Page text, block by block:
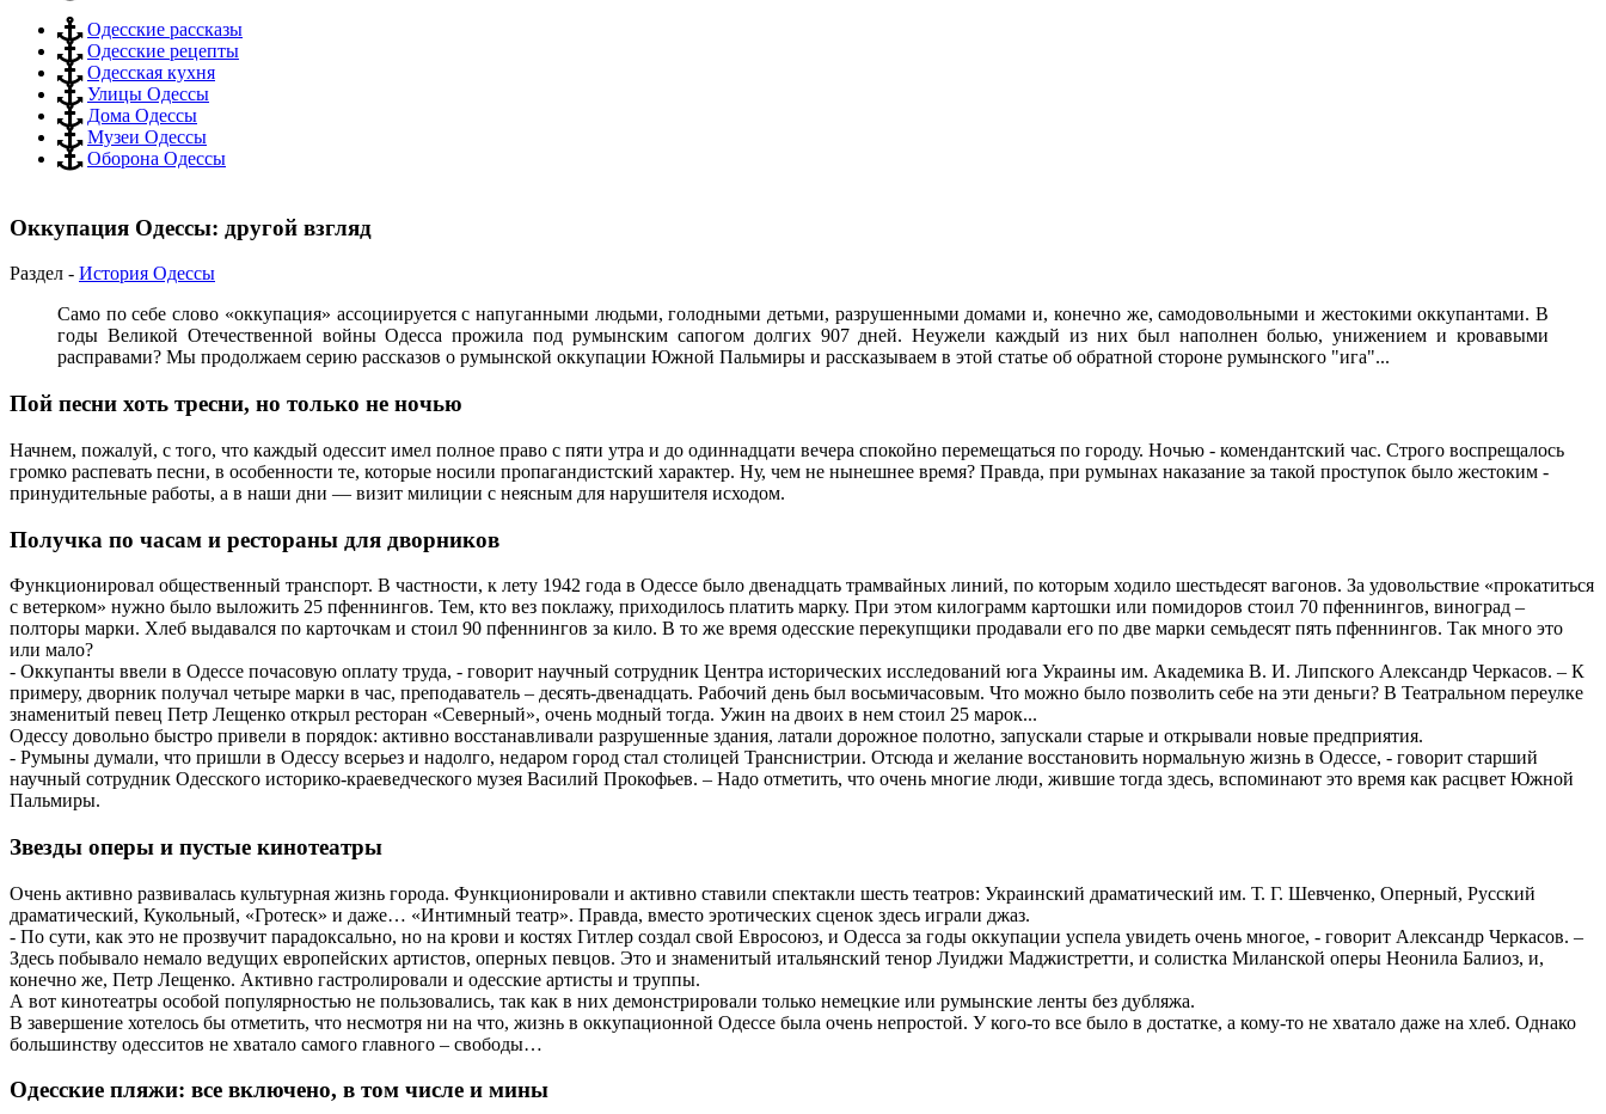
Одесские рассказы
Одесские рецепты
Одесская кухня
Улицы Одессы
Дома Одессы
Музеи Одессы
Оборона Одессы
Оккупация Одессы: другой взгляд
Раздел - История Одессы
Само по себе слово «оккупация» ассоциируется с напуганными людьми, голодными детьми, разрушенными домами и, конечно же, самодовольными и жестокими оккупантами. В
годы Великой Отечественной войны Одесса прожила под румынским сапогом долгих 907 дней. Неужели каждый из них был наполнен болью, унижением и кровавыми
расправами? Мы продолжаем серию рассказов о румынской оккупации Южной Пальмиры и рассказываем в этой статье об обратной стороне румынского "ига"...
Пой песни хоть тресни, но только не ночью
Начнем, пожалуй, с того, что каждый одессит имел полное право с пяти утра и до одиннадцати вечера спокойно перемещаться по городу. Ночью - комендантский час. Строго воспрещалось
громко распевать песни, в особенности те, которые носили пропагандистский характер. Ну, чем не нынешнее время? Правда, при румынах наказание за такой проступок было жестоким -
принудительные работы, а в наши дни — визит милиции с неясным для нарушителя исходом.
Получка по часам и рестораны для дворников
Функционировал общественный транспорт. В частности, к лету 1942 года в Одессе было двенадцать трамвайных линий, по которым ходило шестьдесят вагонов. За удовольствие «прокатиться
с ветерком» нужно было выложить 25 пфеннингов. Тем, кто вез поклажу, приходилось платить марку. При этом килограмм картошки или помидоров стоил 70 пфеннингов, виноград –
полторы марки. Хлеб выдавался по карточкам и стоил 90 пфеннингов за кило. В то же время одесские перекупщики продавали его по две марки семьдесят пять пфеннингов. Так много это
или мало?
- Оккупанты ввели в Одессе почасовую оплату труда, - говорит научный сотрудник Центра исторических исследований юга Украины им. Академика В. И. Липского Александр Черкасов. – К
примеру, дворник получал четыре марки в час, преподаватель – десять-двенадцать. Рабочий день был восьмичасовым. Что можно было позволить себе на эти деньги? В Театральном переулке
знаменитый певец Петр Лещенко открыл ресторан «Северный», очень модный тогда. Ужин на двоих в нем стоил 25 марок...
Одессу довольно быстро привели в порядок: активно восстанавливали разрушенные здания, латали дорожное полотно, запускали старые и открывали новые предприятия.
- Румыны думали, что пришли в Одессу всерьез и надолго, недаром город стал столицей Транснистрии. Отсюда и желание восстановить нормальную жизнь в Одессе, - говорит старший
научный сотрудник Одесского историко-краеведческого музея Василий Прокофьев. – Надо отметить, что очень многие люди, жившие тогда здесь, вспоминают это время как расцвет Южной
Пальмиры.
Звезды оперы и пустые кинотеатры
Очень активно развивалась культурная жизнь города. Функционировали и активно ставили спектакли шесть театров: Украинский драматический им. Т. Г. Шевченко, Оперный, Русский
драматический, Кукольный, «Гротеск» и даже… «Интимный театр». Правда, вместо эротических сценок здесь играли джаз.
- По сути, как это не прозвучит парадоксально, но на крови и костях Гитлер создал свой Евросоюз, и Одесса за годы оккупации успела увидеть очень многое, - говорит Александр Черкасов. –
Здесь побывало немало ведущих европейских артистов, оперных певцов. Это и знаменитый итальянский тенор Луиджи Маджистретти, и солистка Миланской оперы Неонила Балиоз, и,
конечно же, Петр Лещенко. Активно гастролировали и одесские артисты и труппы.
А вот кинотеатры особой популярностью не пользовались, так как в них демонстрировали только немецкие или румынские ленты без дубляжа.
В завершение хотелось бы отметить, что несмотря ни на что, жизнь в оккупационной Одессе была очень непростой. У кого-то все было в достатке, а кому-то не хватало даже на хлеб. Однако
большинству одесситов не хватало самого главного – свободы…
Одесские пляжи: все включено, в том числе и мины